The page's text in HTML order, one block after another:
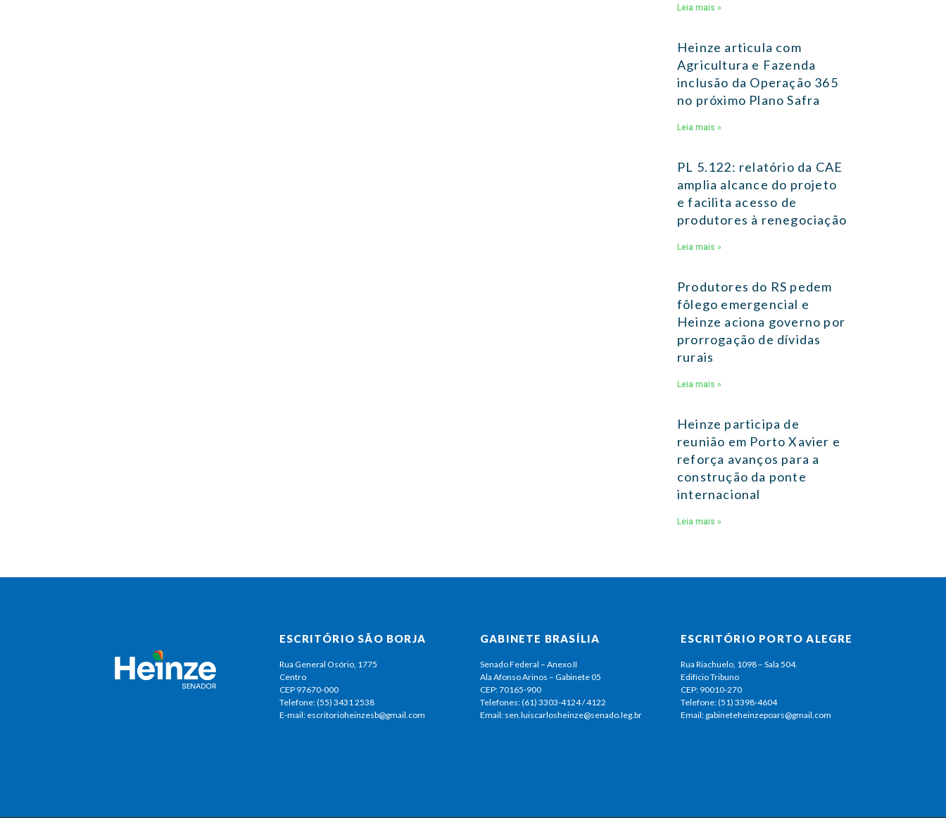
Leia mais »
Heinze articula com
Agricultura e Fazenda
inclusão da Operação 365
no próximo Plano Safra
Leia mais »
PL 5.122: relatório da CAE
amplia alcance do projeto
e facilita acesso de
produtores à renegociação
Leia mais »
Produtores do RS pedem
fôlego emergencial e
Heinze aciona governo por
prorrogação de dívidas
rurais
Leia mais »
Heinze participa de
reunião em Porto Xavier e
reforça avanços para a
construção da ponte
internacional
Leia mais »
ESCRITÓRIO SÃO BORJA
Rua General Osório, 1775
Centro
CEP 97670-000
Telefone: (55) 3431 2538
E-mail: escritorioheinzesb@gmail.com
GABINETE BRASÍLIA
Senado Federal – Anexo II
Ala Afonso Arinos – Gabinete 05
CEP: 70165-900
Telefones: (61) 3303-4124 / 4122
Email: sen.luiscarlosheinze@senado.leg.br
ESCRITÓRIO PORTO ALEGRE
Rua Riachuelo, 1098 – Sala 504.
Edifício Tribuno
CEP: 90010-270
Telefone: (51) 3398-4604
Email: gabineteheinzepoars@gmail.com